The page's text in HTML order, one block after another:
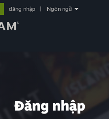
đăng nhập Ngôn ngữ
Đăng nhập